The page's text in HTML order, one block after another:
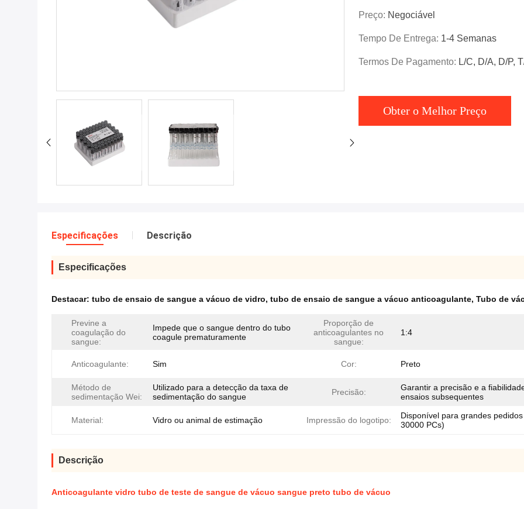
Preço: Negociável
Tempo De Entrega: 1-4 Semanas
Termos De Pagamento: L/C, D/A, D/P,
Obter o Melhor Preço
Especificações Descrição
Especificações
Destacar: tubo de ensaio de sangue a vácuo de vidro, tubo de ensaio de sangue a vácuo anticoagulante, Tubo de
Previne a
coagulação do
sangue:
Impede que o sangue dentro do tubo
coagule prematuramente
Proporção de
anticoagulantes no
sangue:
1:4
Anticoagulante: Sim Cor: Preto
Método de
sedimentação Wei:
Utilizado para a detecção da taxa de
sedimentação do sangue
Precisão:
Garantir a precisão e a
ensaios subsequentes
Material: Vidro ou animal de estimação Impressão do logotipo:
Disponível para grandes
30000 PCs)
Descrição
Anticoagulante vidro tubo de teste de sangue de vácuo sangue preto tubo de vácuo